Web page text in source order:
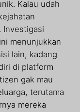
Kalau udah
Investigasi
menunjukkan
lain, kadang
di platform
gak mau
terutama
mereka